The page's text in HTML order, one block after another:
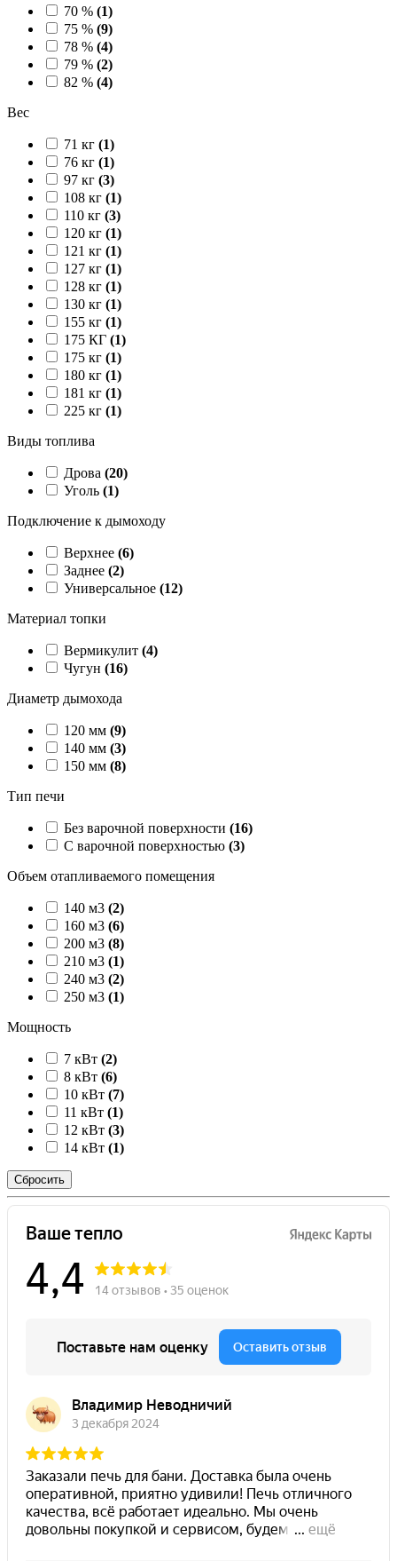
70 % (1)
75 % (9)
78 % (4)
79 % (2)
82 % (4)
Вес
71 кг (1)
76 кг (1)
97 кг (3)
108 кг (1)
110 кг (3)
120 кг (1)
121 кг (1)
127 кг (1)
128 кг (1)
130 кг (1)
155 кг (1)
175 КГ (1)
175 кг (1)
180 кг (1)
181 кг (1)
225 кг (1)
Виды топлива
Дрова (20)
Уголь (1)
Подключение к дымоходу
Верхнее (6)
Заднее (2)
Универсальное (12)
Материал топки
Вермикулит (4)
Чугун (16)
Диаметр дымохода
120 мм (9)
140 мм (3)
150 мм (8)
Тип печи
Без варочной поверхности (16)
С варочной поверхностью (3)
Объем отапливаемого помещения
140 м3 (2)
160 м3 (6)
200 м3 (8)
210 м3 (1)
240 м3 (2)
250 м3 (1)
Мощность
7 кВт (2)
8 кВт (6)
10 кВт (7)
11 кВт (1)
12 кВт (3)
14 кВт (1)
Сбросить